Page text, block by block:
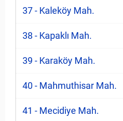
37 - Kaleköy Mah.
38 - Kapaklı Mah.
39 - Karaköy Mah.
40 - Mahmuthisar Mah.
41 - Mecidiye Mah.